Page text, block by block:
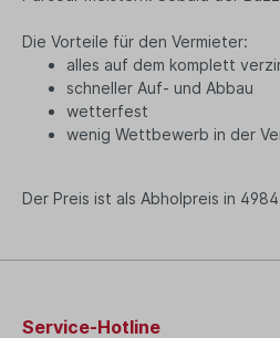
Die Vorteile für den Vermieter:
alles auf dem komplett
schneller Auf- und Abbau
wetterfest
wenig Wettbewerb in der
Der Preis ist als Abholpreis in
Service-Hotline